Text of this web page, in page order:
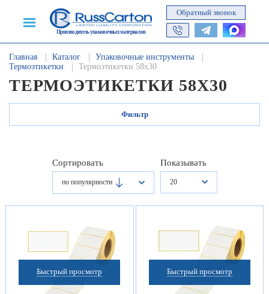
Производитель упаковочных материалов
Обратный звонок
Главная Каталог
Упаковочные инструменты
Термоэтикетки
Термоэтикетки 58х30
ТЕРМОЭТИКЕТКИ 58Х30
Фильтр
Сортировать
по популярности
Показывать
20
Быстрый просмотр Быстрый просмотр